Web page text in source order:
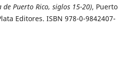
Puerto Rico, siglos 15-20), Puerto
Editores. ISBN 978-0-9842407-